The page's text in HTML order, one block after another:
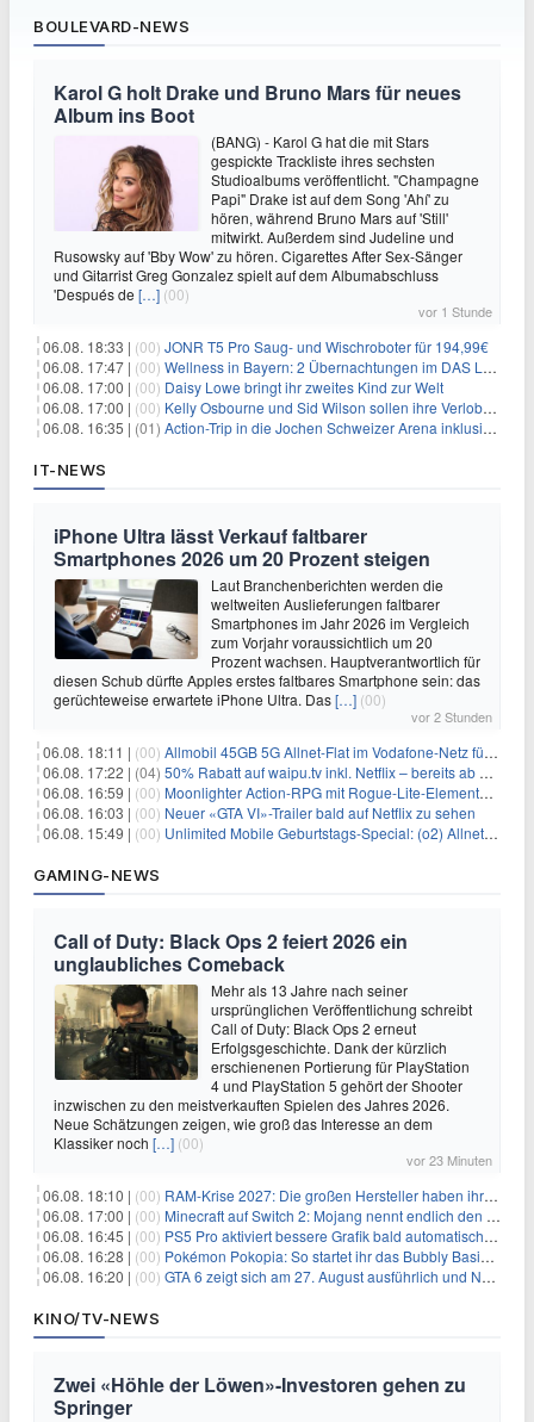
BOULEVARD-NEWS
Karol G holt Drake und Bruno Mars für neues
Album ins Boot
(BANG) - Karol G hat die mit Stars
gespickte Trackliste ihres sechsten
Studioalbums veröffentlicht. "Champagne
Papi" Drake ist auf dem Song 'Ahí' zu
hören, während Bruno Mars auf 'Still'
mitwirkt. Außerdem sind Judeline und
Rusowsky auf 'Bby Wow' zu hören. Cigarettes After Sex-Sänger
und Gitarrist Greg Gonzalez spielt auf dem Albumabschluss
'Después de […] (00)
vor 1 Stunde
06.08. 18:33 | (00) JONR T5 Pro Saug- und Wischroboter für 194,99€
06.08. 17:47 | (00) Wellness in Bayern: 2 Übernachtungen im DAS LUDWIG Sports Resort inkl. HP + Wellness ab 174€ p.P.
06.08. 17:00 | (00) Daisy Lowe bringt ihr zweites Kind zur Welt
06.08. 17:00 | (00) Kelly Osbourne und Sid Wilson sollen ihre Verlobung gelöst haben
06.08. 16:35 | (01) Action-Trip in die Jochen Schweizer Arena inklusive Premium Hotel und Frühstück ab 59€ p.P.
IT-NEWS
iPhone Ultra lässt Verkauf faltbarer
Smartphones 2026 um 20 Prozent steigen
Laut Branchenberichten werden die
weltweiten Auslieferungen faltbarer
Smartphones im Jahr 2026 im Vergleich
zum Vorjahr voraussichtlich um 20
Prozent wachsen. Hauptverantwortlich für
diesen Schub dürfte Apples erstes faltbares Smartphone sein: das
gerüchteweise erwartete iPhone Ultra. Das[…] (00)
vor 2 Stunden
06.08. 18:11 | (00) Allmobil 45GB 5G Allnet-Flat im Vodafone-Netz für eff. 5,91€/Monat dank 50€ Wechselbonus + 0€ AG
06.08. 17:22 | (04) 50% Rabatt auf waipu.tv inkl. Netflix – bereits ab 9€/Monat (statt 17,99€)
06.08. 16:59 | (00) Moonlighter Action-RPG mit Rogue-Lite-Elementen kostenlos bei Steam
06.08. 16:03 | (00) Neuer «GTA VI»-Trailer bald auf Netflix zu sehen
06.08. 15:49 | (00) Unlimited Mobile Geburtstags-Special: (o2) Allnet-Flats ab 14,99€/Monat
GAMING-NEWS
Call of Duty: Black Ops 2 feiert 2026 ein
unglaubliches Comeback
Mehr als 13 Jahre nach seiner
ursprünglichen Veröffentlichung schreibt
Call of Duty: Black Ops 2 erneut
Erfolgsgeschichte. Dank der kürzlich
erschienenen Portierung für PlayStation
4 und PlayStation 5 gehört der Shooter
inzwischen zu den meistverkauften Spielen des Jahres 2026.
Neue Schätzungen zeigen, wie groß das Interesse an dem
Klassiker noch […] (00)
vor 23 Minuten
06.08. 18:10 | (00) RAM-Krise 2027: Die großen Hersteller haben ihre Produktion offenbar schon verkauft
06.08. 17:00 | (00) Minecraft auf Switch 2: Mojang nennt endlich den Releasetermin
06.08. 16:45 | (00) PS5 Pro aktiviert bessere Grafik bald automatisch, aber das Update ist kleiner als gedacht
06.08. 16:28 | (00) Pokémon Pokopia: So startet ihr das Bubbly Basin-DLC
06.08. 16:20 | (00) GTA 6 zeigt sich am 27. August ausführlich und Netflix bekommt sechs Stunden Vorsprung
KINO/TV-NEWS
Zwei «Höhle der Löwen»-Investoren gehen zu
Springer